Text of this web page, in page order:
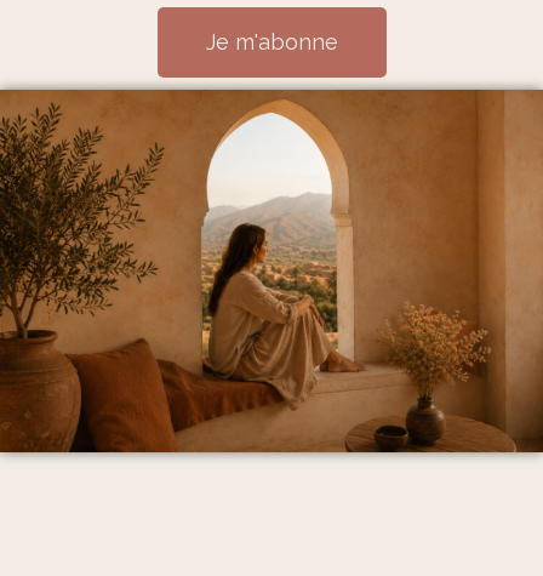
Je m'abonne
Mentions Légales et politique de confidentialité